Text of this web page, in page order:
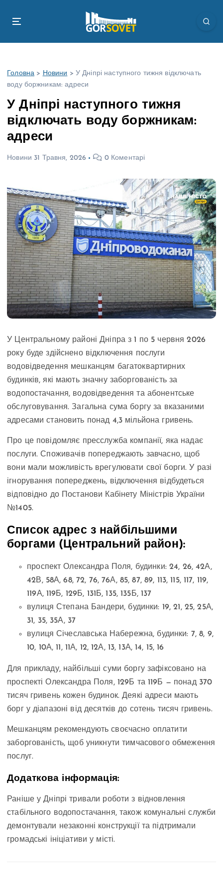
Головна > Новини > У Дніпрі наступного тижня відключать
воду боржникам: адреси
У Дніпрі наступного тижня
відключать воду боржникам:
адреси
Новини 31 Травня, 2026 0 Коментарі
У Центральному районі Дніпра з 1 по 5 червня 2026
року буде здійснено відключення послуги
водовідведення мешканцям багатоквартирних
будинків, які мають значну заборгованість за
водопостачання, водовідведення та абонентське
обслуговування. Загальна сума боргу за вказаними
адресами становить понад 4,3 мільйона гривень.
Про це повідомляє пресслужба компанії, яка надає
послуги. Споживачів попереджають завчасно, щоб
вони мали можливість врегулювати свої борги. У разі
ігнорування попереджень, відключення відбудеться
відповідно до Постанови Кабінету Міністрів України
№1405.
Список адрес з найбільшими
боргами (Центральний район):
проспект Олександра Поля, будинки: 24, 26, 42А,
42В, 58А, 68, 72, 76, 76А, 85, 87, 89, 113, 115, 117, 119,
119А, 119Б, 129Б, 131Б, 135, 135Б, 137
вулиця Степана Бандери, будинки: 19, 21, 25, 25А,
31, 35, 35А, 37
вулиця Січеславська Набережна, будинки: 7, 8, 9,
10, 10А, 11, 11А, 12, 12А, 13, 13А, 14, 15, 16
Для прикладу, найбільші суми боргу зафіксовано на
проспекті Олександра Поля, 129Б та 119Б — понад 370
тисяч гривень кожен будинок. Деякі адреси мають
борг у діапазоні від десятків до сотень тисяч гривень.
Мешканцям рекомендують своєчасно оплатити
заборгованість, щоб уникнути тимчасового обмеження
послуг.
Додаткова інформація:
Раніше у Дніпрі тривали роботи з відновлення
стабільного водопостачання, також комунальні служби
демонтували незаконні конструкції та підтримали
громадські ініціативи у місті.